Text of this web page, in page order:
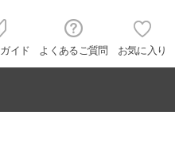
イド よくあるご質問 お気に入り